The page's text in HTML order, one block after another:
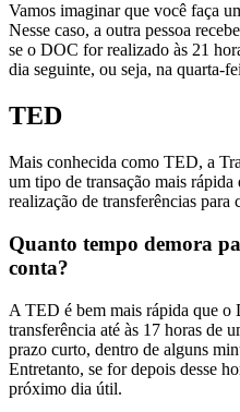
Vamos imaginar que você faça
Nesse caso, a outra pessoa
se o DOC for realizado às 21
dia seguinte, ou seja, na quarta-
TED
Mais conhecida como TED, a
um tipo de transação mais
realização de transferências para
Quanto tempo demora
conta?
A TED é bem mais rápida que o
transferência até às 17 horas de
prazo curto, dentro de alguns
Entretanto, se for depois desse
próximo dia útil.